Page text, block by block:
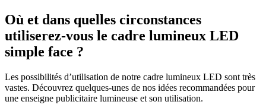
Où et dans quelles circonstances
utiliserez-vous le cadre lumineux LED
simple face ?
Les possibilités d’utilisation de notre cadre lumineux LED sont très
vastes. Découvrez quelques-unes de nos idées recommandées pour
une enseigne publicitaire lumineuse et son utilisation.